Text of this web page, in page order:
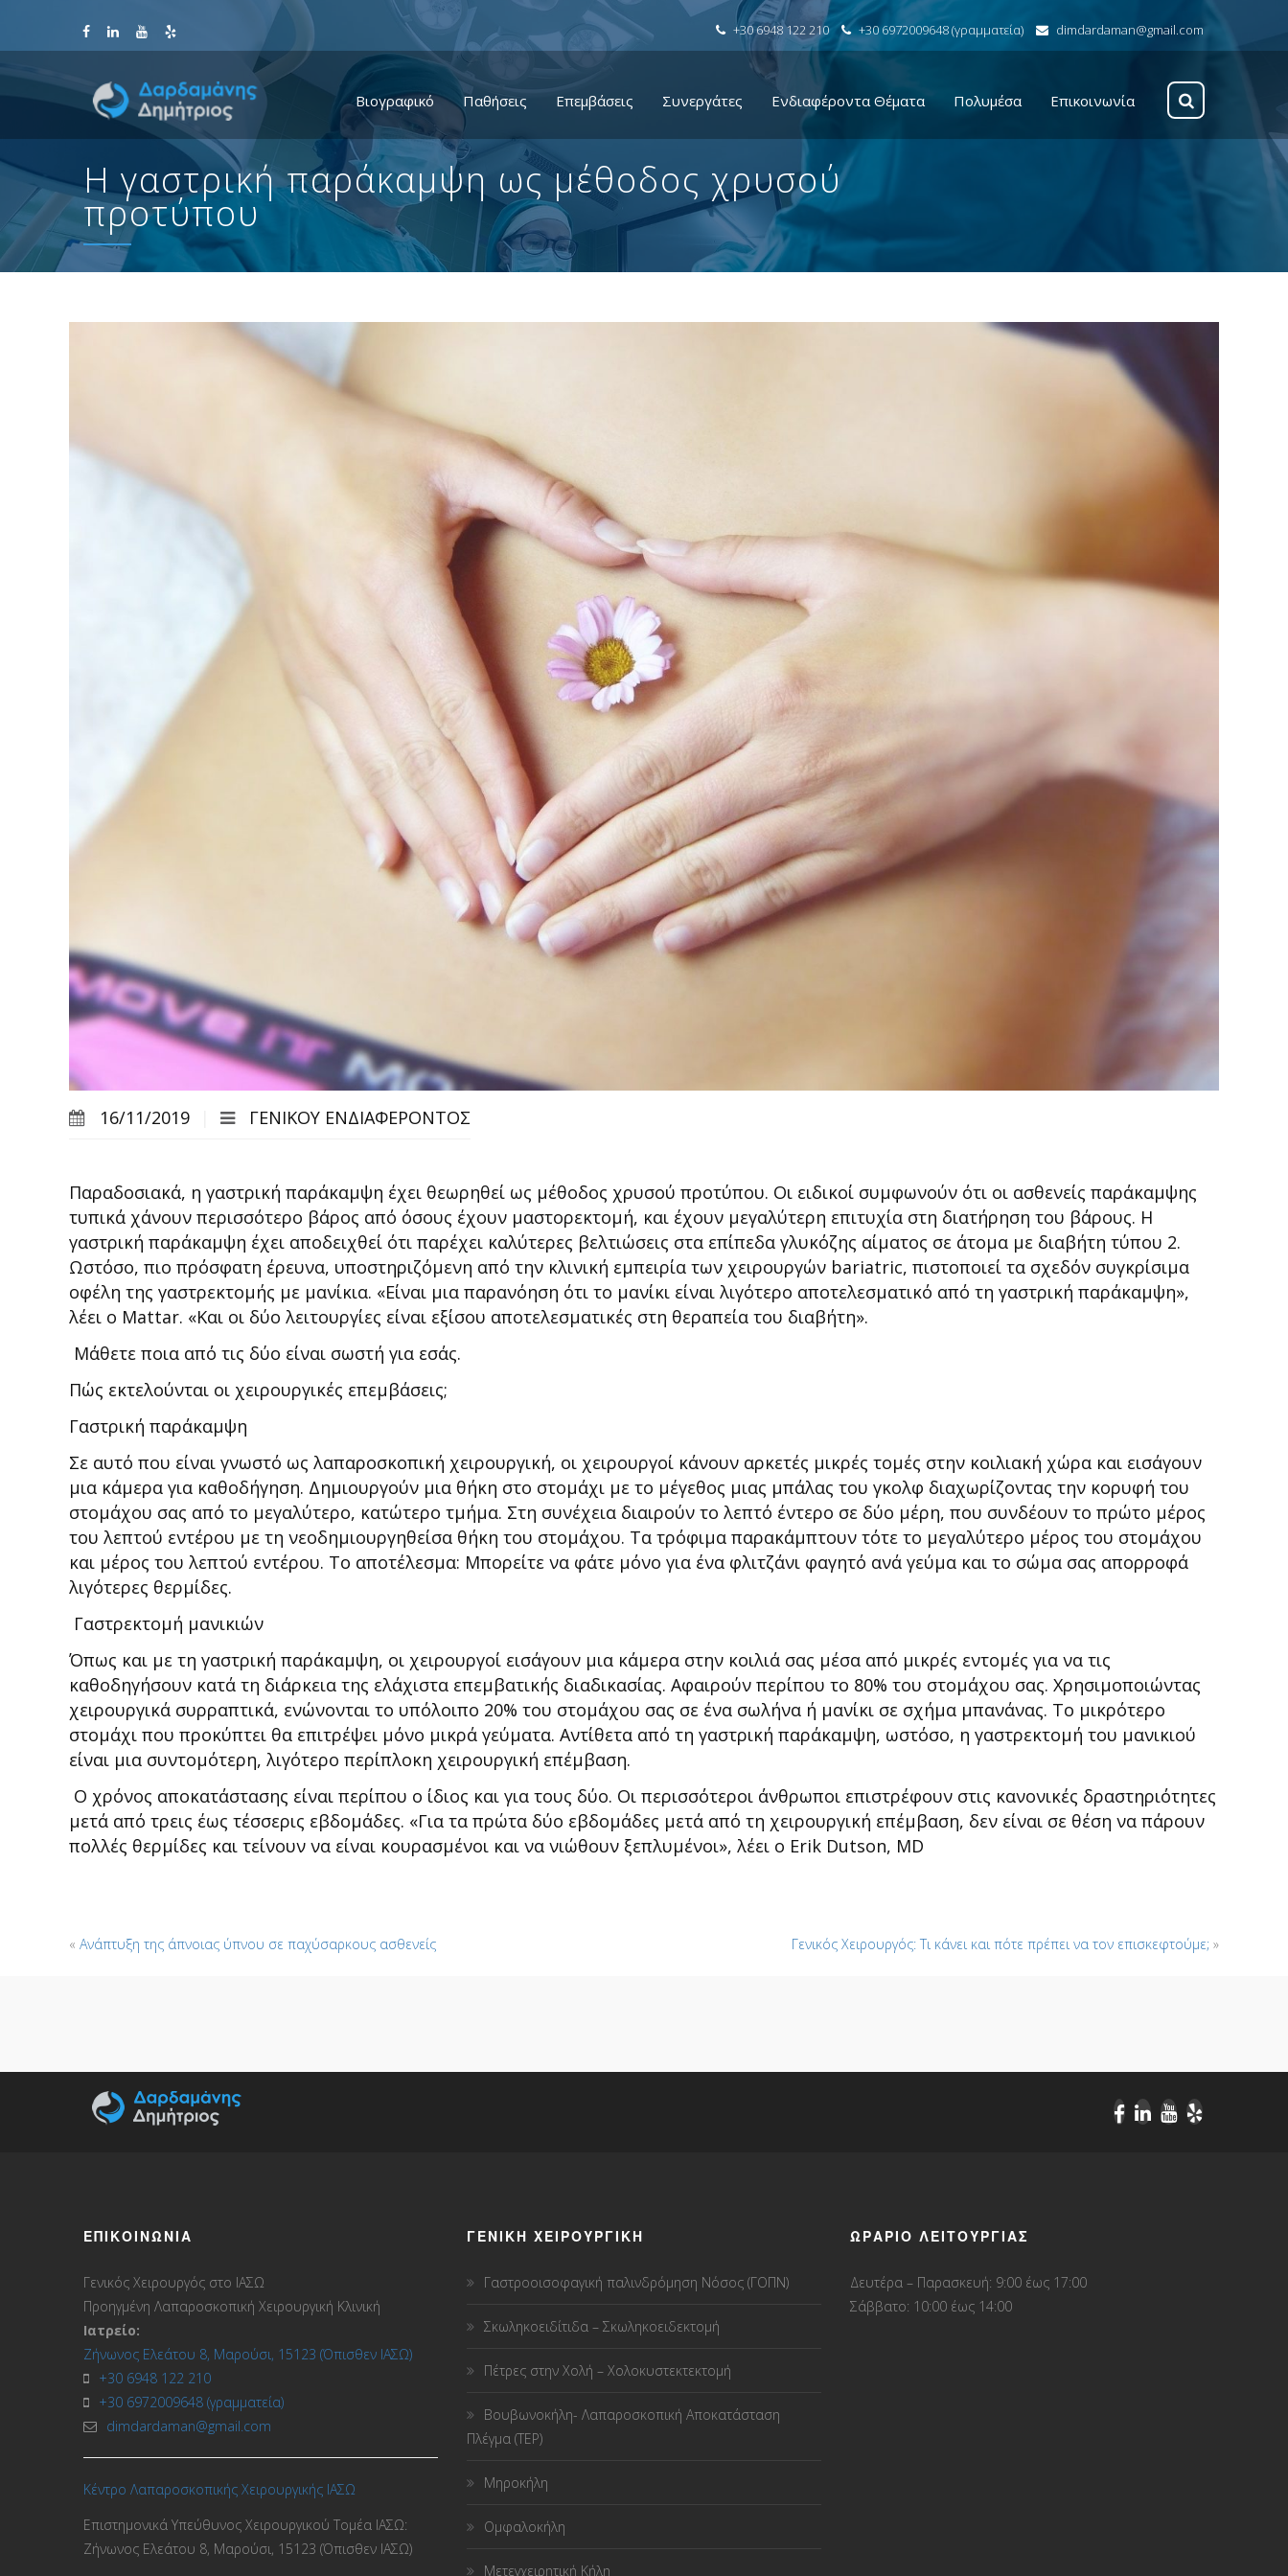
+30 6948 122 210 +30 6972009648 (γραμματεία) dimdardaman@gmail.com
Βιογραφικό Παθήσεις Επεμβάσεις Συνεργάτες Ενδιαφέροντα Θέματα Πολυμέσα Επικοινωνία
H γαστρική παράκαμψη ως μέθοδος χρυσού
προτύπου
16/11/2019 ΓΕΝΙΚΟΎ ΕΝΔΙΑΦΈΡΟΝΤΟΣ
Παραδοσιακά, η γαστρική παράκαμψη έχει θεωρηθεί ως μέθοδος χρυσού προτύπου. Οι ειδικοί συμφωνούν ότι οι ασθενείς παράκαμψης
τυπικά χάνουν περισσότερο βάρος από όσους έχουν μαστορεκτομή, και έχουν μεγαλύτερη επιτυχία στη διατήρηση του βάρους. Η
γαστρική παράκαμψη έχει αποδειχθεί ότι παρέχει καλύτερες βελτιώσεις στα επίπεδα γλυκόζης αίματος σε άτομα με διαβήτη τύπου 2.
Ωστόσο, πιο πρόσφατη έρευνα, υποστηριζόμενη από την κλινική εμπειρία των χειρουργών bariatric, πιστοποιεί τα σχεδόν συγκρίσιμα
οφέλη της γαστρεκτομής με μανίκια. «Είναι μια παρανόηση ότι το μανίκι είναι λιγότερο αποτελεσματικό από τη γαστρική παράκαμψη»,
λέει ο Mattar. «Και οι δύο λειτουργίες είναι εξίσου αποτελεσματικές στη θεραπεία του διαβήτη».
Μάθετε ποια από τις δύο είναι σωστή για εσάς.
Πώς εκτελούνται οι χειρουργικές επεμβάσεις;
Γαστρική παράκαμψη
Σε αυτό που είναι γνωστό ως λαπαροσκοπική χειρουργική, οι χειρουργοί κάνουν αρκετές μικρές τομές στην κοιλιακή χώρα και εισάγουν
μια κάμερα για καθοδήγηση. Δημιουργούν μια θήκη στο στομάχι με το μέγεθος μιας μπάλας του γκολφ διαχωρίζοντας την κορυφή του
στομάχου σας από το μεγαλύτερο, κατώτερο τμήμα. Στη συνέχεια διαιρούν το λεπτό έντερο σε δύο μέρη, που συνδέουν το πρώτο μέρος
του λεπτού εντέρου με τη νεοδημιουργηθείσα θήκη του στομάχου. Τα τρόφιμα παρακάμπτουν τότε το μεγαλύτερο μέρος του στομάχου
και μέρος του λεπτού εντέρου. Το αποτέλεσμα: Μπορείτε να φάτε μόνο για ένα φλιτζάνι φαγητό ανά γεύμα και το σώμα σας απορροφά
λιγότερες θερμίδες.
Γαστρεκτομή μανικιών
Όπως και με τη γαστρική παράκαμψη, οι χειρουργοί εισάγουν μια κάμερα στην κοιλιά σας μέσα από μικρές εντομές για να τις
καθοδηγήσουν κατά τη διάρκεια της ελάχιστα επεμβατικής διαδικασίας. Αφαιρούν περίπου το 80% του στομάχου σας. Χρησιμοποιώντας
χειρουργικά συρραπτικά, ενώνονται το υπόλοιπο 20% του στομάχου σας σε ένα σωλήνα ή μανίκι σε σχήμα μπανάνας. Το μικρότερο
στομάχι που προκύπτει θα επιτρέψει μόνο μικρά γεύματα. Αντίθετα από τη γαστρική παράκαμψη, ωστόσο, η γαστρεκτομή του μανικιού
είναι μια συντομότερη, λιγότερο περίπλοκη χειρουργική επέμβαση.
Ο χρόνος αποκατάστασης είναι περίπου ο ίδιος και για τους δύο. Οι περισσότεροι άνθρωποι επιστρέφουν στις κανονικές δραστηριότητες
μετά από τρεις έως τέσσερις εβδομάδες. «Για τα πρώτα δύο εβδομάδες μετά από τη χειρουργική επέμβαση, δεν είναι σε θέση να πάρουν
πολλές θερμίδες και τείνουν να είναι κουρασμένοι και να νιώθουν ξεπλυμένοι», λέει ο Erik Dutson, MD
« Ανάπτυξη της άπνοιας ύπνου σε παχύσαρκους ασθενείς Γενικός Χειρουργός: Τι κάνει και πότε πρέπει να τον επισκεφτούμε; »
ΕΠΙΚΟΙΝΩΝΊΑ
Γενικός Χειρουργός στο ΙΑΣΩ
Προηγμένη Λαπαροσκοπική Χειρουργική Κλινική
Ιατρείο:
Ζήνωνος Ελεάτου 8, Μαρούσι, 15123 (Όπισθεν ΙΑΣΩ)
+30 6948 122 210
+30 6972009648 (γραμματεία)
dimdardaman@gmail.com
Κέντρο Λαπαροσκοπικής Χειρουργικής ΙΑΣΩ
Επιστημονικά Υπεύθυνος Χειρουργικού Τομέα ΙΑΣΩ:
Ζήνωνος Ελεάτου 8, Μαρούσι, 15123 (Όπισθεν ΙΑΣΩ)
ΓΕΝΙΚΗ ΧΕΙΡΟΥΡΓΙΚΗ
Γαστροοισοφαγική παλινδρόμηση Νόσος (ΓΟΠΝ)
Σκωληκοειδίτιδα – Σκωληκοειδεκτομή
Πέτρες στην Χολή – Χολοκυστεκτεκτομή
Βουβωνοκήλη- Λαπαροσκοπική Αποκατάσταση
Πλέγμα (TEP)
Μηροκήλη
Ομφαλοκήλη
Μετεγχειρητική Κήλη
ΩΡΆΡΙΟ ΛΕΙΤΟΥΡΓΊΑΣ
Δευτέρα – Παρασκευή: 9:00 έως 17:00
Σάββατο: 10:00 έως 14:00